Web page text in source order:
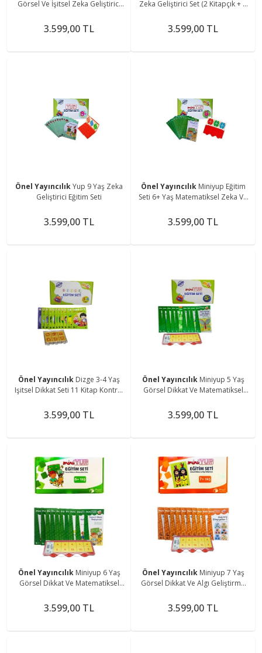
Görsel Ve İşitsel Zeka Geliştirici
KUTUSU)
3.599,00 TL
Zeka Geliştirici Set (2 Kitapçık + 1
3.599,00 TL
Önel YayıncılıkYup 9 Yaş Zeka
Geliştirici Eğitim Seti
3.599,00 TL
Önel Yayıncılık Miniyup Eğitim
Seti 6+ Yaş Matematiksel Zeka Ve
Kontrol Kutusu
3.599,00 TL
Önel Yayıncılık Dizge 3-4 Yaş
Işitsel Dikkat Seti 11 Kitap Kontrol
3.599,00 TL
Önel Yayıncılık Miniyup 5 Yaş
Görsel Dikkat Ve Matematiksel
3.599,00 TL
Önel Yayıncılık Miniyup 6 Yaş
Görsel Dikkat Ve Matematiksel
3.599,00 TL
Önel Yayıncılık Miniyup 7 Yaş
Görsel Dikkat Ve Algı Geliştirme
3.599,00 TL